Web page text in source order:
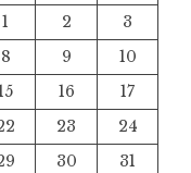
1
2
3
8 9
10
16
17
23
24
30 31